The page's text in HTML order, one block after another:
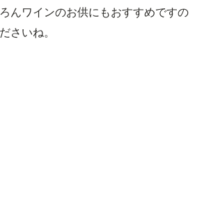
んワインのお供にもおすすめですの
さいね。